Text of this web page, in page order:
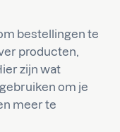
bestellingen te
producten,
zijn wat
om je
meer te